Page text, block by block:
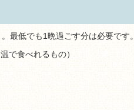
最低でも1晩過ごす分は必要です。
で食べれるもの）